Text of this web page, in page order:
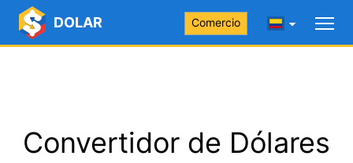
DOLAR Comercio
Convertidor de Dólares